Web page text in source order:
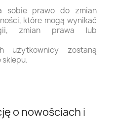
sobie prawo do zmian
które mogą wynikać
zmian prawa lub
użytkownicy zostaną
o nowościach i